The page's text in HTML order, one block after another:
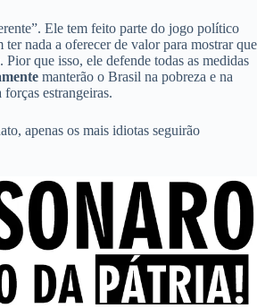
Ele tem feito parte do jogo político
ter nada a oferecer de valor para mostrar que
Pior que isso, ele defende todas as medidas
manterão o Brasil na pobreza e na
estrangeiras.
apenas os mais idiotas seguirão